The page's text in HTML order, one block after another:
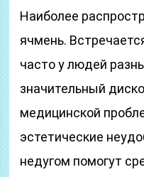
Наиболее
ячмень.
часто у людей
значительный
медицинской
эстетические
недугом помогут